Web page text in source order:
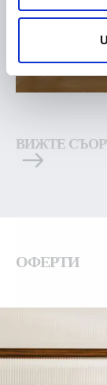
ВИЖТЕ
ОФЕРТИ